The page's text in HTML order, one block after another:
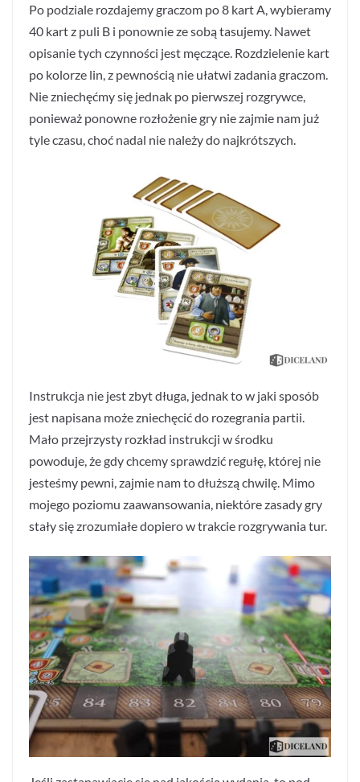
Po podziale rozdajemy graczom po 8 kart A, wybieramy
40 kart z puli B i ponownie ze sobą tasujemy. Nawet
opisanie tych czynności jest męczące. Rozdzielenie kart
po kolorze lin, z pewnością nie ułatwi zadania graczom.
Nie zniechęćmy się jednak po pierwszej rozgrywce,
ponieważ ponowne rozłożenie gry nie zajmie nam już
tyle czasu, choć nadal nie należy do najkrótszych.
Instrukcja nie jest zbyt długa, jednak to w jaki sposób
jest napisana może zniechęcić do rozegrania partii.
Mało przejrzysty rozkład instrukcji w środku
powoduje, że gdy chcemy sprawdzić regułę, której nie
jesteśmy pewni, zajmie nam to dłuższą chwilę. Mimo
mojego poziomu zaawansowania, niektóre zasady gry
stały się zrozumiałe dopiero w trakcie rozgrywania tur.